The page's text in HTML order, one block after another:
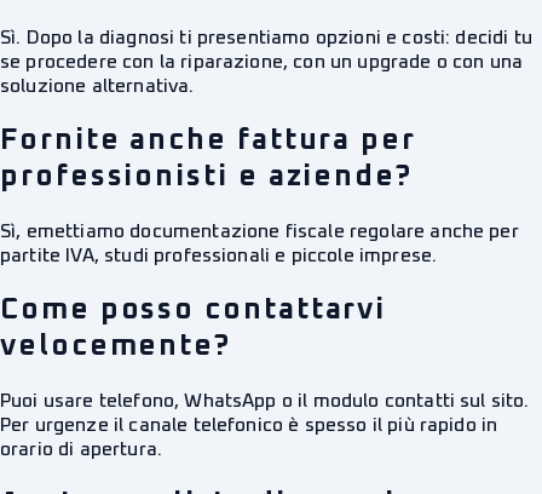
Sì. Dopo la diagnosi ti presentiamo opzioni e costi: decidi tu
se procedere con la riparazione, con un upgrade o con una
soluzione alternativa.
Fornite anche fattura per
professionisti e aziende?
Sì, emettiamo documentazione fiscale regolare anche per
partite IVA, studi professionali e piccole imprese.
Come posso contattarvi
velocemente?
Puoi usare telefono, WhatsApp o il modulo contatti sul sito.
Per urgenze il canale telefonico è spesso il più rapido in
orario di apertura.